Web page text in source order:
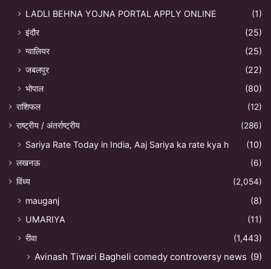
LADLI BEHNA YOJNA PORTAL APPLY ONLINE
(1)
इंदौर
(25)
ग्वालियर
(25)
जबलपुर
(22)
भोपाल
(80)
राशिफल
(12)
राष्ट्रीय / अंतर्राष्ट्रीय
(286)
Sariya Rate Today in India, Aaj Sariya ka rate kya h (10)
लखनऊ
(6)
विंध्य
(2,054)
mauganj
(8)
UMARIYA
(11)
रीवा
(1,443)
Avinash Tiwari Bagheli comedy controversy news (9)